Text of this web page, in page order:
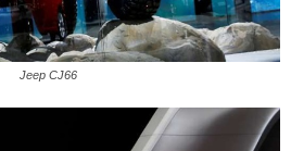
Jeep CJ66